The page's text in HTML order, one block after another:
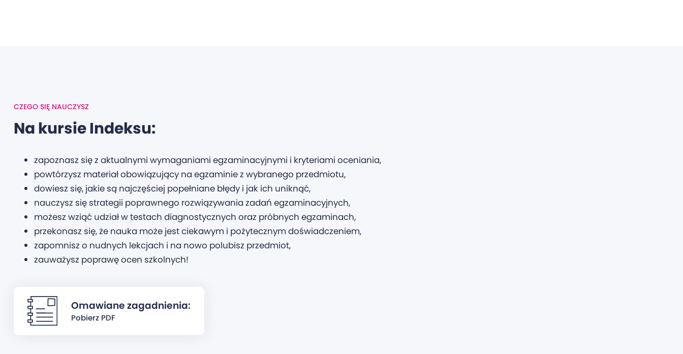
CZEGO SIĘ NAUCZYSZ
Na kursie Indeksu:
zapoznasz się z aktualnymi wymaganiami egzaminacyjnymi i kryteriami oceniania,
powtórzysz materiał obowiązujący na egzaminie z wybranego przedmiotu,
dowiesz się, jakie są najczęściej popełniane błędy i jak ich uniknąć,
nauczysz się strategii poprawnego rozwiązywania zadań egzaminacyjnych,
możesz wziąć udział w testach diagnostycznych oraz próbnych egzaminach,
przekonasz się, że nauka może jest ciekawym i pożytecznym doświadczeniem,
zapomnisz o nudnych lekcjach i na nowo polubisz przedmiot,
zauważysz poprawę ocen szkolnych!
Omawiane zagadnienia:
Pobierz PDF